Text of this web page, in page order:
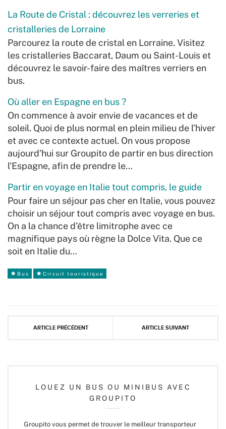
La Route de Cristal : découvrez les verreries et
cristalleries de Lorraine
Parcourez la route de cristal en Lorraine. Visitez
les cristalleries Baccarat, Daum ou Saint-Louis et
découvrez le savoir-faire des maîtres verriers en
bus.
Où aller en Espagne en bus ?
On commence à avoir envie de vacances et de
soleil. Quoi de plus normal en plein milieu de l’hiver
et avec ce contexte actuel. On vous propose
aujourd’hui sur Groupito de partir en bus direction
l'Espagne, afin de prendre le…
Partir en voyage en Italie tout compris, le guide
Pour faire un séjour pas cher en Italie, vous pouvez
choisir un séjour tout compris avec voyage en bus.
On a la chance d’être limitrophe avec ce
magnifique pays où règne la Dolce Vita. Que ce
soit en Italie du…
Bus Circuit touristique
ARTICLE PRÉCÉDENT ARTICLE SUIVANT
LOUEZ UN BUS OU MINIBUS AVEC
GROUPITO
Groupito vous permet de trouver le meilleur transporteur